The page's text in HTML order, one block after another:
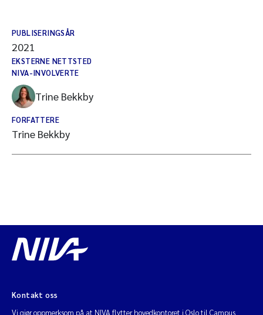
PUBLISERINGSÅR
2021
EKSTERNE NETTSTED
NIVA-INVOLVERTE
Trine Bekkby
FORFATTERE
Trine Bekkby
Kontakt oss
Vi gjør oppmerksom på at NIVA flytter hovedkontoret i Oslo til Campus